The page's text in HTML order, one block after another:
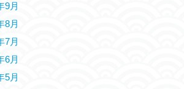
9月
8月
7月
6月
5月